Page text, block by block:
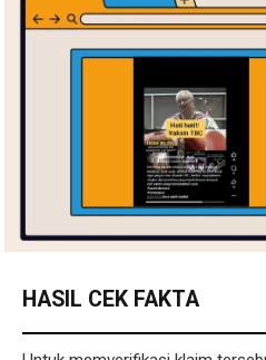
HASIL CEK FAKTA